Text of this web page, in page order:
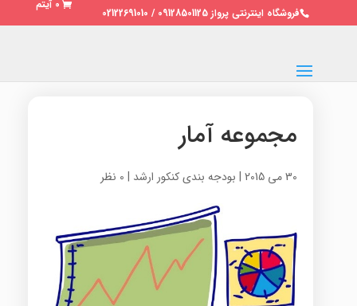
فروشگاه اینترنتی پرواز 09128501125 / 02122691010
0 آیتم
مجموعه آمار
30 می 2015 | بودجه بندی کنکور ارشد | 0 نظر